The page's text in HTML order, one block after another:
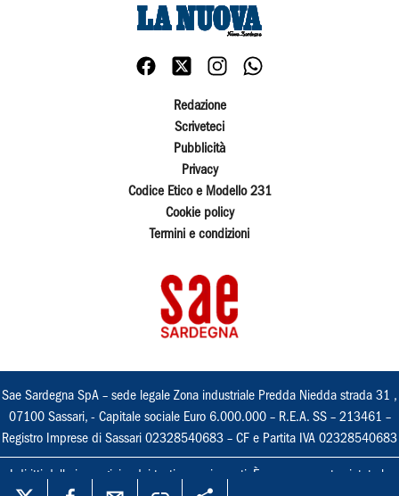
Redazione
Scriveteci
Pubblicità
Privacy
Codice Etico e Modello 231
Cookie policy
Termini e condizioni
Sae Sardegna SpA – sede legale Zona industriale Predda Niedda strada 31 ,
07100 Sassari, - Capitale sociale Euro 6.000.000 – R.E.A. SS – 213461 –
Registro Imprese di Sassari 02328540683 – CF e Partita IVA 02328540683
I diritti delle immagini e dei testi sono riservati. È espressamente vietata la